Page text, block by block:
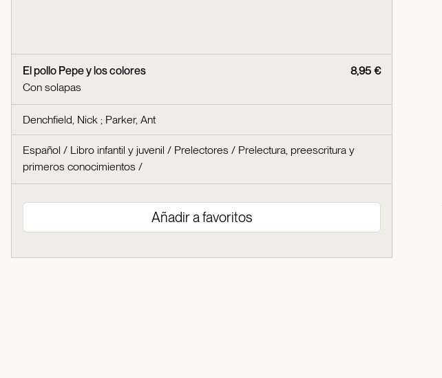
8,95 €
El pollo Pepe y los colores
Con solapas
Denchfield, Nick ; Parker, Ant
Español / Libro infantil y juvenil / Prelectores / Prelectura, preescritura y
primeros conocimientos /
Añadir a favoritos